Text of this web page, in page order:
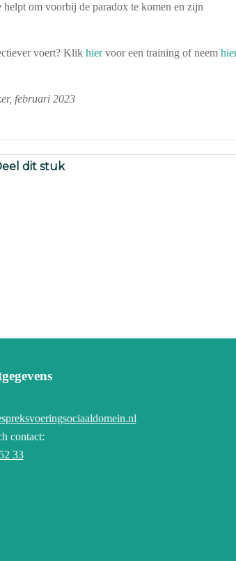
om voorbij de paradox te komen en zijn
voert? Klik hiervoor een training of neem
februari 2023
dit stuk
contact:
33